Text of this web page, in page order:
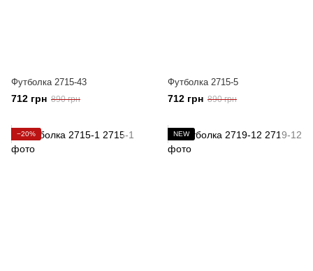
Футболка 2715-43
712 грн 890 грн
Футболка 2715-5
712 грн 890 грн
−20% NEW